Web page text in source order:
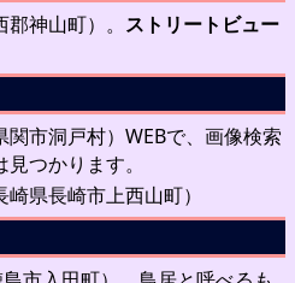
神山町）。 ストリートビュー
市洞戸村）WEBで、画像検索
つかります。
県長崎市上西山町）